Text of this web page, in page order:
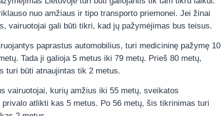
nuo amžiaus ir tipo transporto priemonei. Jei žinai
vairuotojai gali būti tikri, kad jų pažymėjimas bus teisus.
paprastus automobilius, turi medicininę pažymę 10
Tada ji galioja 5 metus iki 79 metų. Prieš 80 metų,
turi būti atnaujintas tik 2 metus.
vairuotojai, kurių amžius iki 55 metų, sveikatos
privalo atlikti kas 5 metus. Po 56 metų, šis tikrinimas turi